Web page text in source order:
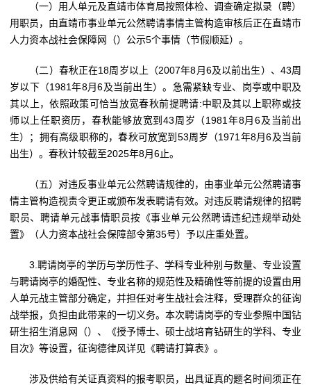
（一）用人单元及直靖市体育局按照体检、调查确定拟录（聘）
用职员，由直靖市事业单元公然聘请事情主管构造审核后正在直靖市
人力资本战社会保障网（）公示5个事情（节假顺延）。
（二）春秋正在18周岁以上（2007年8月6及以前出生）、43周
岁以下（1981年8月6及当前出生）。急需紧缺专业、岗亭或中职及
其以上，依照政策可恰当放宽春秋前提聘请:中职及其以上职称或技
师以上任职资历，春秋能够放宽到43周岁（1981年8月6及当前出
生）；拥有高级职称的，春秋可放宽到53周岁（1971年8月6及当前
出生）。春秋计较截至2025年8月6止。
（五）对违反事业单元公然聘请规律的，由事业单元公然聘请事
情主管构造视责令更正或颁布发表聘请有效。对违反聘请规律的招聘
职员、聘请单元战事情职员按《事业单元公然聘请违纪违规举动处
置》（人力资本战社会保障部令第35号）予以庄重处置。
3.聘请岗亭的学历与学历性子、学科专业种别与数量、专业设置
与聘请岗亭的婚配性、专业名称的规范性及精确性等前提的设置由用
人单元战主管部分确定，并担任对考生战社会注释，受理群众的征询
战举报，负担由此带来的一切义务。本次聘请岗亭的专业参照中国钻
研生招生消息网（）、《授予博士、硕士战培育钻研生的学科、专业
目次》等设置，征询德律风详见《聘请打算表》。
涉及供给有关证真资料的报考职员，出具证真的题名时间须正在